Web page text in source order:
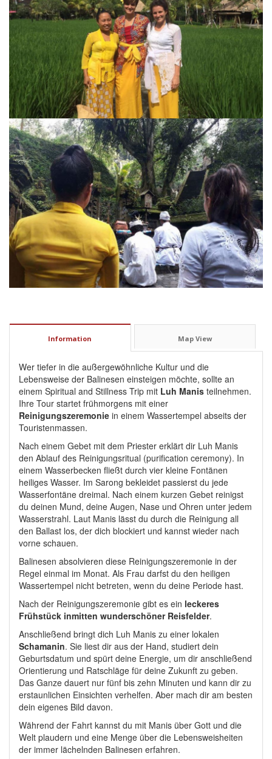
Information Map View
Wer tiefer in die außergewöhnliche Kultur und die
Lebensweise der Balinesen einsteigen möchte, sollte an
einem Spiritual and Stillness Trip mit Luh Manis teilnehmen.
Ihre Tour startet frühmorgens mit einer
Reinigungszeremonie in einem Wassertempel abseits der
Touristenmassen.
Nach einem Gebet mit dem Priester erklärt dir Luh Manis
den Ablauf des Reinigungsritual (purification ceremony). In
einem Wasserbecken fließt durch vier kleine Fontänen
heiliges Wasser. Im Sarong bekleidet passierst du jede
Wasserfontäne dreimal. Nach einem kurzen Gebet reinigst
du deinen Mund, deine Augen, Nase und Ohren unter jedem
Wasserstrahl. Laut Manis lässt du durch die Reinigung all
den Ballast los, der dich blockiert und kannst wieder nach
vorne schauen.
Balinesen absolvieren diese Reinigungszeremonie in der
Regel einmal im Monat. Als Frau darfst du den heiligen
Wassertempel nicht betreten, wenn du deine Periode hast.
Nach der Reinigungszeremonie gibt es ein leckeres
Frühstück inmitten wunderschöner Reisfelder.
Anschließend bringt dich Luh Manis zu einer lokalen
Schamanin. Sie liest dir aus der Hand, studiert dein
Geburtsdatum und spürt deine Energie, um dir anschließend
Orientierung und Ratschläge für deine Zukunft zu geben.
Das Ganze dauert nur fünf bis zehn Minuten und kann dir zu
erstaunlichen Einsichten verhelfen. Aber mach dir am besten
dein eigenes Bild davon.
Während der Fahrt kannst du mit Manis über Gott und die
Welt plaudern und eine Menge über die Lebensweisheiten
der immer lächelnden Balinesen erfahren.